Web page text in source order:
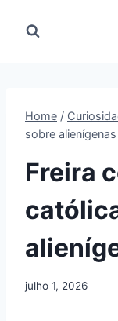
para
Home /
sobre
Freira
julho 1, 2026